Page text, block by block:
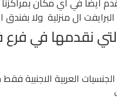
نقدمها في فرع
العربية الاجنبية